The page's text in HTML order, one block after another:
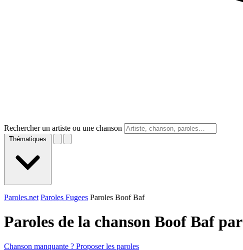
Rechercher un artiste ou une chanson
Thématiques
Paroles.net Paroles Fugees Paroles Boof Baf
Paroles de la chanson Boof Baf par
Chanson manquante ? Proposer les paroles